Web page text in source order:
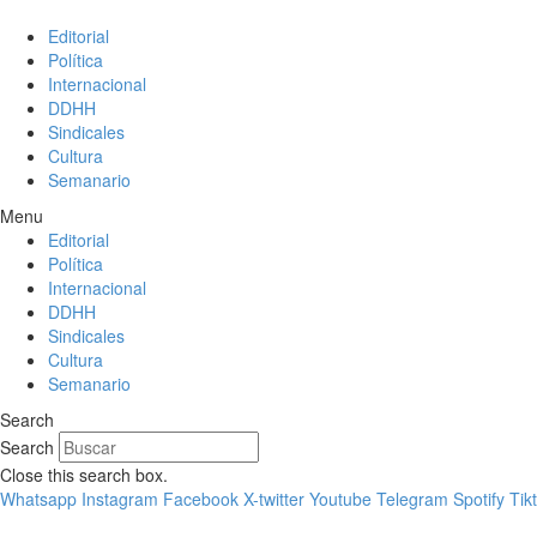
Editorial
Política
Internacional
DDHH
Sindicales
Cultura
Semanario
Menu
Editorial
Política
Internacional
DDHH
Sindicales
Cultura
Semanario
Search
Search
Close this search box.
Whatsapp Instagram Facebook X-twitter Youtube Telegram Spotify